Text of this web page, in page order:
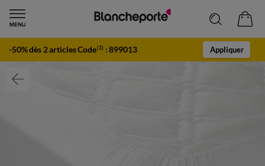
-50% dès 2 articles Code(1) :899013 Appliquer